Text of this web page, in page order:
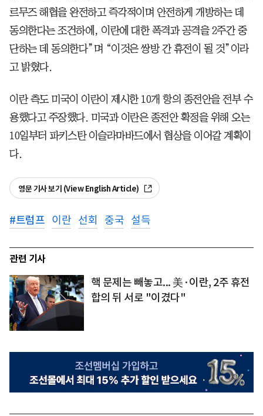
르무즈 해협을 완전하고 즉각적이며 안전하게 개방하는 데
동의한다는 조건하에, 이란에 대한 폭격과 공격을 2주간 중
단하는 데 동의한다”며 “이것은 쌍방 간 휴전이 될 것”이라
고 밝혔다.
이란 측도 미국이 이란이 제시한 10개 항의 종전안을 전부 수
용했다고 주장했다. 미국과 이란은 종전안 확정을 위해 오는
10일부터 파키스탄 이슬라마바드에서 협상을 이어갈 계획이
다.
영문 기사 보기 (View English Article)
#트럼프 이란 선회 중국 설득
관련 기사
핵 문제는 빼놓고... 美·이란, 2주 휴전
합의 뒤 서로 "이겼다"